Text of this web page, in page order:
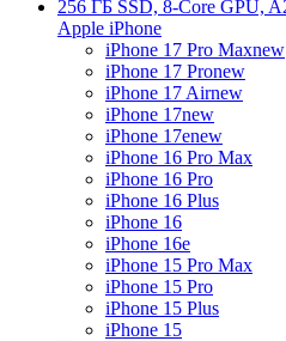
Apple iPhone
iPhone 17 Pro Maxnew
iPhone 17 Pronew
iPhone 17 Airnew
iPhone 17new
iPhone 17enew
iPhone 16 Pro Max
iPhone 16 Pro
iPhone 16 Plus
iPhone 16
iPhone 16e
iPhone 15 Pro Max
iPhone 15 Pro
iPhone 15 Plus
iPhone 15